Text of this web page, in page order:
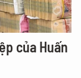
của Huấn